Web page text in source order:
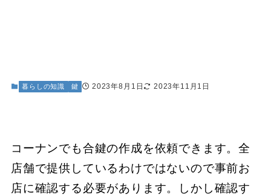
暮らしの知識 鍵 2023年8月1日 2023年11月1日
コーナンでも合鍵の作成を依頼できます。全
店舗で提供しているわけではないので事前お
店に確認する必要があります。しかし確認す